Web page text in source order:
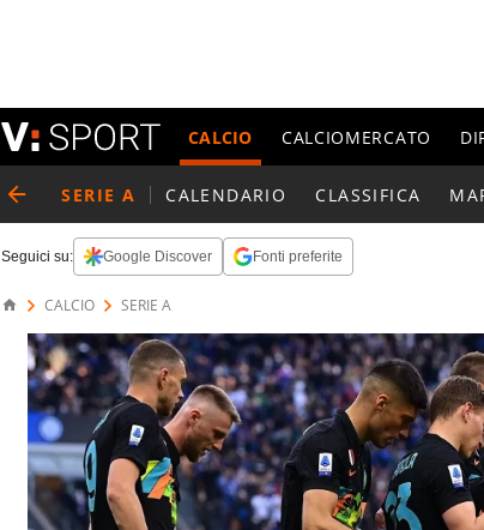
CALCIO CALCIOMERCATO
SERIE A CALENDARIO CLASSIFICA
Seguici su: Google Discover Fonti preferite
CALCIO SERIE A